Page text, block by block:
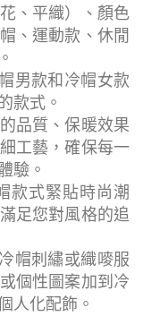
、平織）、顏色
、運動款、休閒
男款和冷帽女款
款式。
品質、保暖效果
工藝，確保每一
驗。
款式緊貼時尚潮
足您對風格的追
帽刺繡或織嘜服
個性圖案加到冷
人化配飾。